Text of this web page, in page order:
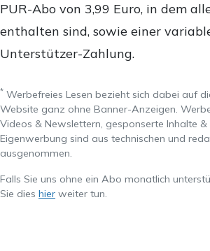
PUR-Abo von 3,99 Euro, in dem
enthalten sind, sowie einer
Unterstützer-Zahlung.
* Werbefreies Lesen bezieht sich dabei auf
Website ganz ohne Banner-Anzeigen.
Videos & Newslettern, gesponserte Inhalte
Eigenwerbung sind aus technischen und
ausgenommen.
Falls Sie uns ohne ein Abo monatlich
Sie dies hier weiter tun.